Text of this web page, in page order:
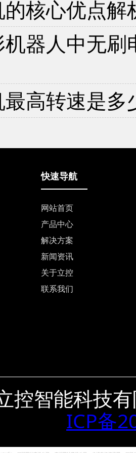
核心优点解
器人中无
高转速是多
快速导航
网站首页
产品中心
解决方案
新闻资讯
关于立控
联系我们
控智能科技
ICP备